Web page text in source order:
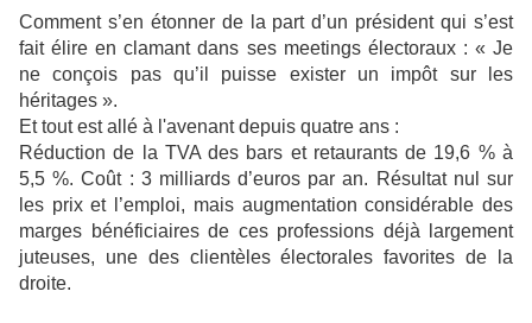
Comment s’en étonner de la part d’un président qui s’est
fait élire en clamant dans ses meetings électoraux : « Je
ne conçois pas qu’il puisse exister un impôt sur les
héritages ».
Et tout est allé à l'avenant depuis quatre ans :
Réduction de la TVA des bars et retaurants de 19,6 % à
5,5 %. Coût : 3 milliards d’euros par an. Résultat nul sur
les prix et l’emploi, mais augmentation considérable des
marges bénéficiaires de ces professions déjà largement
juteuses, une des clientèles électorales favorites de la
droite.